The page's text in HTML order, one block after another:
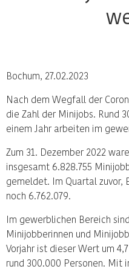
Bochum, 27.02.2023
Nach dem Wegfall der
die Zahl der Minijobs. Rund
einem Jahr arbeiten im
Zum 31. Dezember 2022
insgesamt 6.828.755
gemeldet. Im Quartal zuvor,
noch 6.762.079.
Im gewerblichen Bereich
Minijobberinnen und
Vorjahr ist dieser Wert um
rund 300.000 Personen. Mit